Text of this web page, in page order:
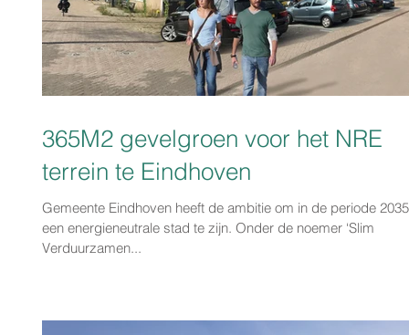
365M2 gevelgroen voor het NRE
terrein te Eindhoven
Gemeente Eindhoven heeft de ambitie om in de periode
een energieneutrale stad te zijn. Onder de noemer ‘Slim
Verduurzamen...